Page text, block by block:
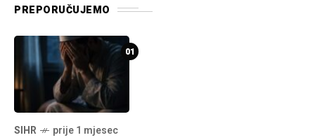
PREPORUČUJEMO
01
SIHR prije 1 mjesec